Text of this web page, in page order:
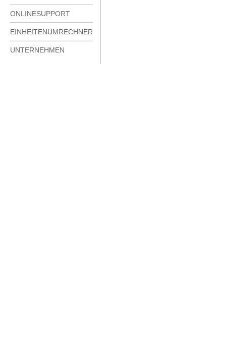
ONLINESUPPORT
EINHEITENUMRECHNER
UNTERNEHMEN